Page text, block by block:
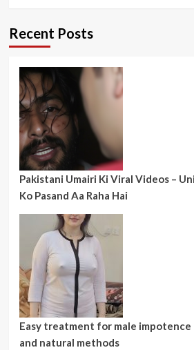
Recent Posts
Pakistani Umairi Ki Viral Videos –
Ko Pasand Aa Raha Hai
Easy treatment for male impotence
and natural methods